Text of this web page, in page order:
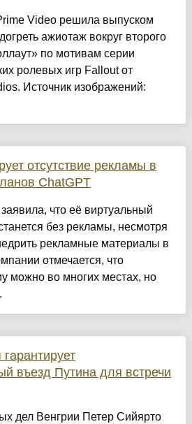
Video решила выпуском
ажиотаж вокруг второго
по мотивам серии
ролевых игр Fallout от
Источник изображений:
отсутствие рекламы в
ChatGPT
что её виртуальный
без рекламы, несмотря
рекламные материалы в
отмечается, что
можно во многих местах, но
въезд Путина для встречи
дел Венгрии Петер Сийярто